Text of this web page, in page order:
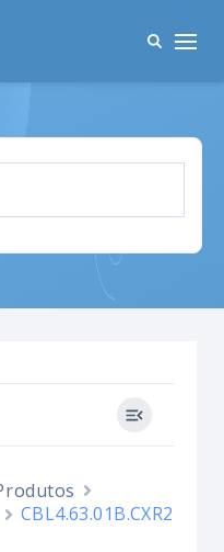
CBL4.63.01B.CXR2